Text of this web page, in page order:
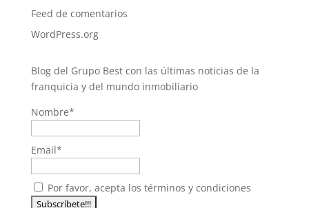
Feed de comentarios
WordPress.org
Blog del Grupo Best con las últimas noticias de la
franquicia y del mundo inmobiliario
Nombre*
Email*
Por favor, acepta los términos y condiciones